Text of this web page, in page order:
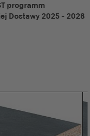
programm
Dostawy 2025 - 2028